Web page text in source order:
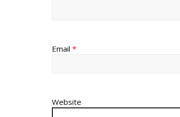
Email *
Website